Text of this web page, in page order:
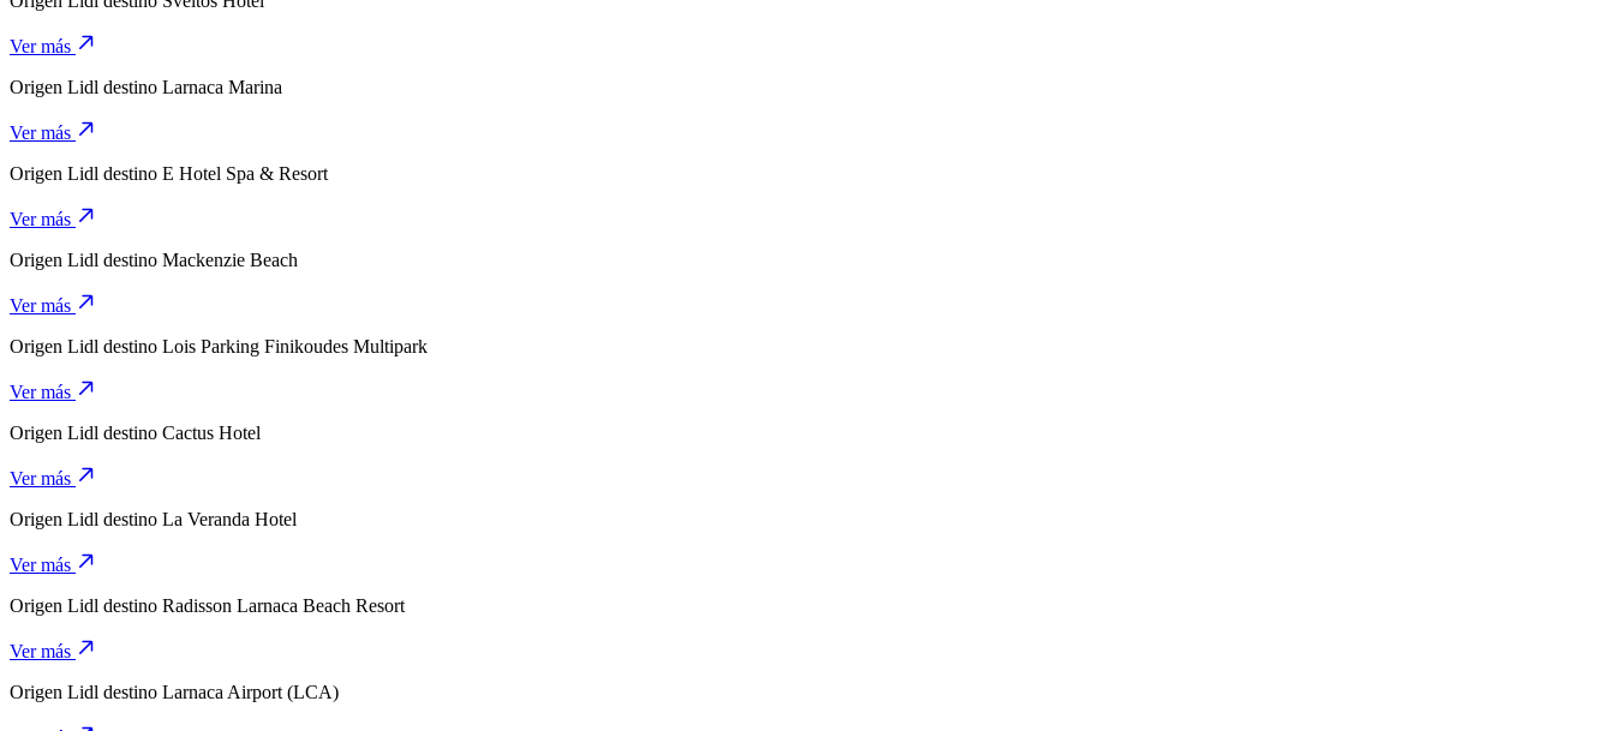
Ver más
Origen Lidl destino Larnaca Marina
Ver más
Origen Lidl destino E Hotel Spa & Resort
Ver más
Origen Lidl destino Mackenzie Beach
Ver más
Origen Lidl destino Lois Parking Finikoudes Multipark
Ver más
Origen Lidl destino Cactus Hotel
Ver más
Origen Lidl destino La Veranda Hotel
Ver más
Origen Lidl destino Radisson Larnaca Beach Resort
Ver más
Origen Lidl destino Larnaca Airport (LCA)